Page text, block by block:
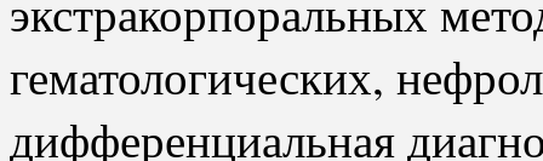
экстракорпоральных
гематологических,
дифференциальная